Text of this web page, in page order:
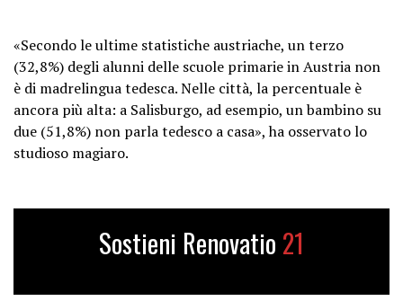
«Secondo le ultime statistiche austriache, un terzo
(32,8%) degli alunni delle scuole primarie in Austria non
è di madrelingua tedesca. Nelle città, la percentuale è
ancora più alta: a Salisburgo, ad esempio, un bambino su
due (51,8%) non parla tedesco a casa», ha osservato lo
studioso magiaro.
Sostieni Renovatio 21